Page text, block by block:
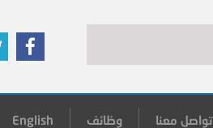
تواصل معنا وظائف English